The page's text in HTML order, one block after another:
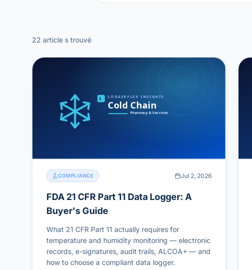
22 article s trouvé
COMPLIANCE Jul 2, 2026
FDA 21 CFR Part 11 Data Logger: A
Buyer's Guide
What 21 CFR Part 11 actually requires for
temperature and humidity monitoring — electronic
records, e-signatures, audit trails, ALCOA+ — and
how to choose a compliant data logger.